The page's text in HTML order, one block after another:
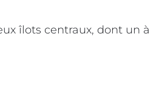
îlots centraux, dont un à